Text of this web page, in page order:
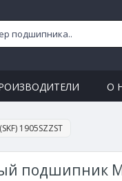
О
1905SZZST
подшипник